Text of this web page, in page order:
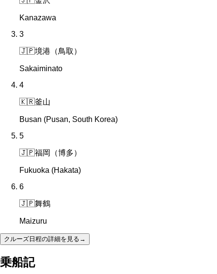
Kanazawa
3
🇯🇵境港（鳥取）
Sakaiminato
4
🇰🇷釜山
Busan (Pusan, South Korea)
5
🇯🇵福岡（博多）
Fukuoka (Hakata)
6
🇯🇵舞鶴
Maizuru
クルーズ日程の詳細を見る →
乗船記